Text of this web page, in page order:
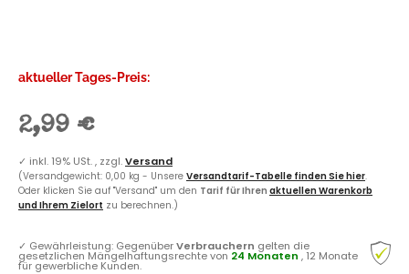
aktueller Tages-Preis:
2,99 €
✓ inkl. 19% USt. , zzgl.Versand
(Versandgewicht: 0,00 kg - Unsere Versandtarif-Tabelle finden Sie hier.
Oder klicken Sie auf "Versand" um den Tarif für Ihren aktuellen Warenkorb
und Ihrem Zielort zu berechnen.)
✓ Gewährleistung: GegenüberVerbrauchern gelten die
gesetzlichen Mängelhaftungsrechte von 24 Monaten , 12 Monate
für gewerbliche Kunden.